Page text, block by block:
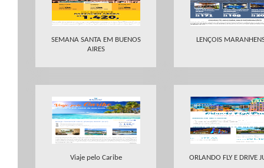
SEMANA SANTA EM BUENOS
AIRES
LENÇOIS
Viaje pelo Caribe ORLANDO FLY E DRIVE